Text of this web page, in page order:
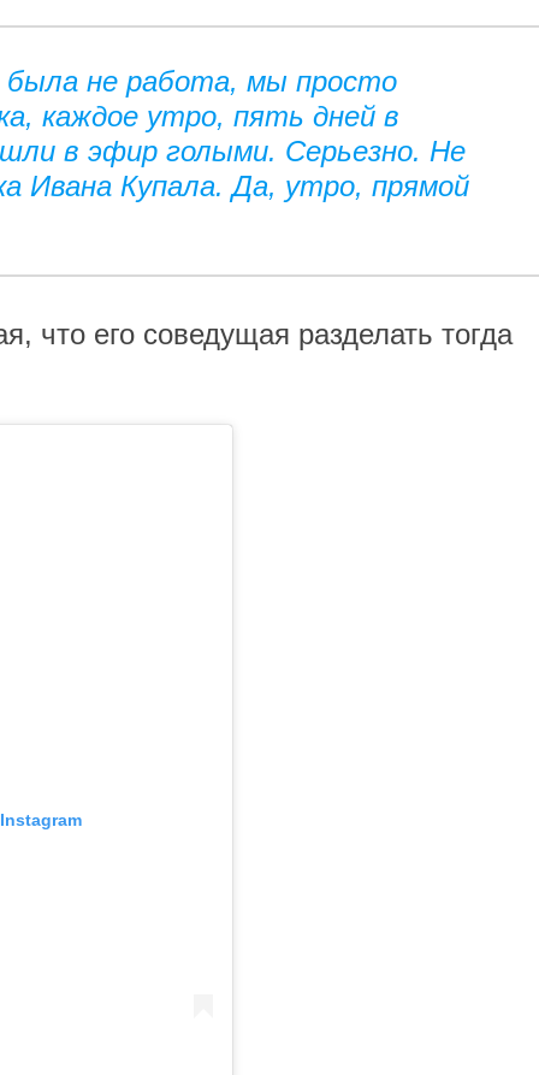
была не работа, мы просто
каждое утро, пять дней в
в эфир голыми. Серьезно. Не
Ивана Купала. Да, утро, прямой
что его соведущая разделать тогда